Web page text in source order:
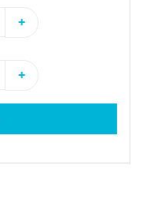
+
+